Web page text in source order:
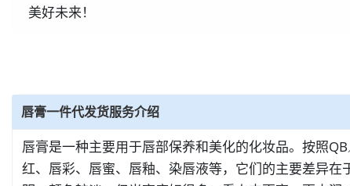
美好未来！
唇膏一件代发货服务介绍
唇膏是一种主要用于唇部保养和美化的化妆品。按照
红、唇彩、唇蜜、唇釉、染唇液等，它们的主要差异